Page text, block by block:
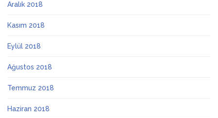
Aralık 2018
Kasım 2018
Eylül 2018
Ağustos 2018
Temmuz 2018
Haziran 2018